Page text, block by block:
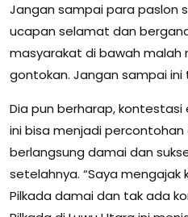
Jangan sampai para paslon
ucapan selamat dan
masyarakat di bawah malah
gontokan. Jangan sampai ini
Dia pun berharap,
ini bisa menjadi percontohan
berlangsung damai dan
setelahnya. “Saya
Pilkada damai dan tak ada